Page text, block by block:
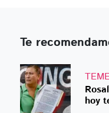
Te
hoy